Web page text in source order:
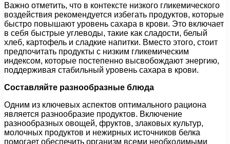
Важно отметить, что в контексте низкого гликемического
воздействия рекомендуется избегать продуктов, которые
быстро повышают уровень сахара в крови. Это включает
в себя быстрые углеводы, такие как сладости, белый
хлеб, картофель и сладкие напитки. Вместо этого, стоит
предпочитать продукты с низким гликемическим
индексом, которые постепенно высвобождают энергию,
поддерживая стабильный уровень сахара в крови.
Составляйте разнообразные блюда
Одним из ключевых аспектов оптимального рациона
является разнообразие продуктов. Включение
разнообразных овощей, фруктов, злаковых культур,
молочных продуктов и нежирных источников белка
помогает обеспечить организм всеми необходимыми